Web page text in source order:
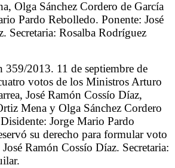
Olga Sánchez Cordero de García
Pardo Rebolledo. Ponente: José
Secretaria: Rosalba Rodríguez
359/2013. 11 de septiembre de
votos de los Ministros Arturo
José Ramón Cossío Díaz,
Mena y Olga Sánchez Cordero
Jorge Mario Pardo
su derecho para formular voto
Ramón Cossío Díaz. Secretaria: